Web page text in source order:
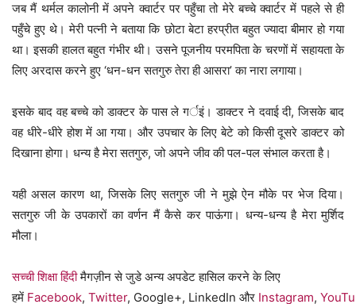
जब मैं थर्मल कालोनी में अपने क्वार्टर पर पहुँचा तो मेरे बच्चे क्वार्टर में पहले से ही
पहुँचे हुए थे। मेरी पत्नी ने बताया कि छोटा बेटा हरप्रीत बहुत ज्यादा बीमार हो गया
था। इसकी हालत बहुत गंभीर थी। उसने पूजनीय परमपिता के चरणों में सहायता के
लिए अरदास करने हुए ‘धन-धन सतगुरु तेरा ही आसरा’ का नारा लगाया।
इसके बाद वह बच्चे को डाक्टर के पास ले गर्इं। डाक्टर ने दवाई दी, जिसके बाद
वह धीरे-धीरे होश में आ गया। और उपचार के लिए बेटे को किसी दूसरे डाक्टर को
दिखाना होगा। धन्य है मेरा सतगुरु, जो अपने जीव की पल-पल संभाल करता है।
यही असल कारण था, जिसके लिए सतगुरु जी ने मुझे ऐन मौके पर भेज दिया।
सतगुरु जी के उपकारों का वर्णन मैं कैसे कर पाऊंगा। धन्य-धन्य है मेरा मुर्शिद
मौला।
सच्ची शिक्षा हिंदीमैगज़ीन से जुडे अन्य अपडेट हासिल करने के लिए
हमें Facebook, Twitter, Google+, LinkedIn और Instagram,